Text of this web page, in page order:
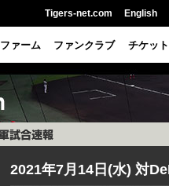
Tigers-net.com English
ファーム ファンクラブ チケット
2021年7月14日(水) 対